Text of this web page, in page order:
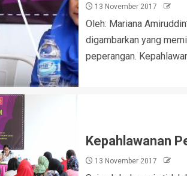
13 November 2017
Oleh: Mariana
digambarkan yang
peperangan.
Kepahlawanan
13 November 2017